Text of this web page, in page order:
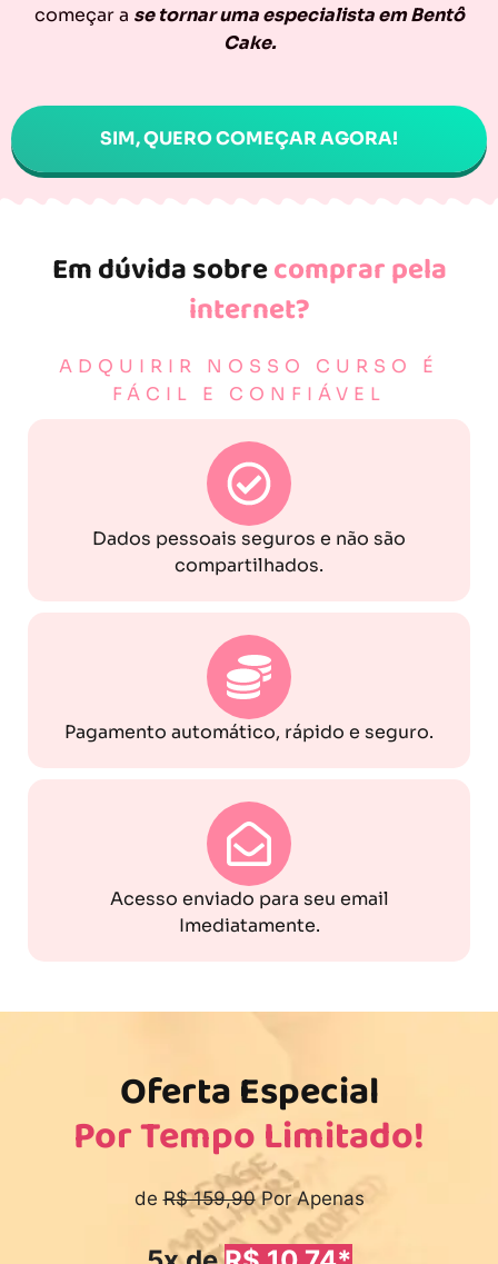
começar a se tornar uma especialista em Bentô
Cake.
SIM, QUERO COMEÇAR AGORA!
Em dúvida sobrecomprar pela
internet?
ADQUIRIR NOSSO CURSO É
FÁCIL E CONFIÁVEL
Dados pessoais seguros e não são
compartilhados.
Pagamento automático, rápido e seguro.
Acesso enviado para seu email
Imediatamente.
Oferta Especial
Por Tempo Limitado!
deR$ 159,90Por Apenas